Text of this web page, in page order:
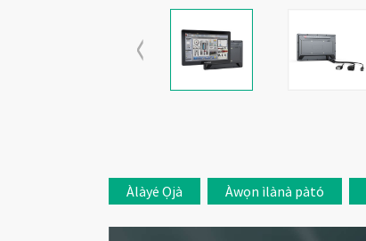
Àlàyé Ọjà Àwọn ìlànà pàtó